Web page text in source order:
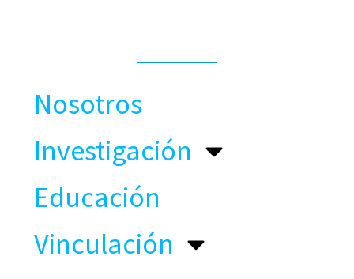
Nosotros
Investigación
Educación
Vinculación